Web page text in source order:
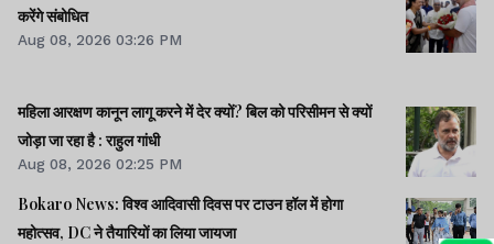
करेंगे संबोधित
Aug 08, 2026 03:26 PM
महिला आरक्षण कानून लागू करने में देर क्यों? बिल को परिसीमन से क्यों
जोड़ा जा रहा है : राहुल गांधी
Aug 08, 2026 02:25 PM
Bokaro News: विश्व आदिवासी दिवस पर टाउन हॉल में होगा
महोत्सव, DC ने तैयारियों का लिया जायजा